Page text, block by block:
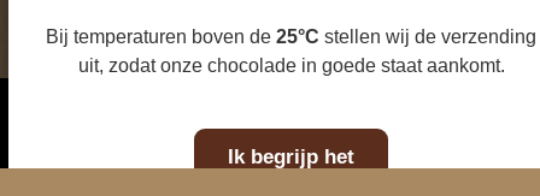
Telefoonnummer Kaart
Bij temperaturen boven de 25°C stellen wij de verzending
uit, zodat onze chocolade in goede staat aankomt.
Ik begrijp het